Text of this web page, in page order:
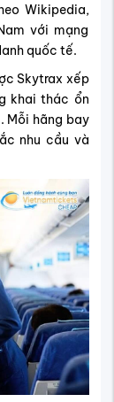
Wikipedia,
với mạng
quốc tế.
Skytrax xếp
khai thác ổn
Mỗi hãng bay
nhu cầu và